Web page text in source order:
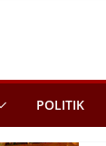
POLITIK